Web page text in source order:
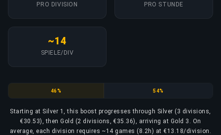
PRO DIVISION PRO STUNDE
~14
SPIELE/DIV
Silver
46% Gold
54%
Starting at Silver 1, this boost progresses through Silver (3 divisions,
€30.53), then Gold (2 divisions, €35.36), arriving at Gold 3. On
average, each division requires ~14 games (8.2h) at €13.18/division.